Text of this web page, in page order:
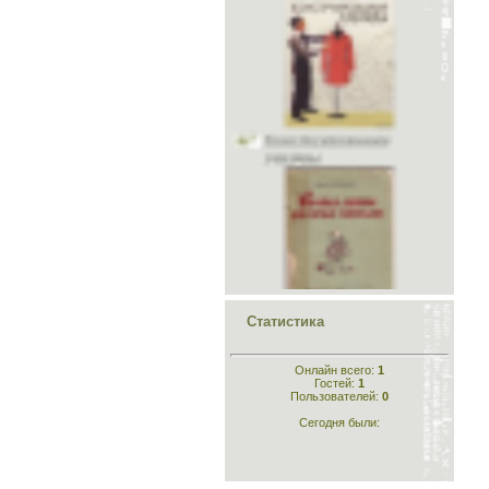
Конструирование
Кройка и шитьё для
самых маленьких
Шейте сами
Статистика
Онлайн всего: 1
Гостей: 1
Пользователей: 0
Сегодня были: